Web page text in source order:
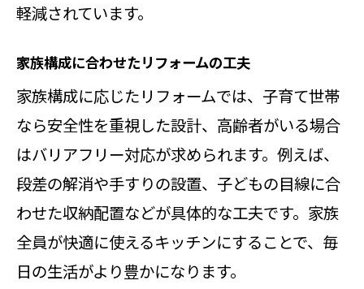
軽減されています。
家族構成に合わせたリフォームの工夫
家族構成に応じたリフォームでは、子育て世帯
なら安全性を重視した設計、高齢者がいる場合
はバリアフリー対応が求められます。例えば、
段差の解消や手すりの設置、子どもの目線に合
わせた収納配置などが具体的な工夫です。家族
全員が快適に使えるキッチンにすることで、毎
日の生活がより豊かになります。